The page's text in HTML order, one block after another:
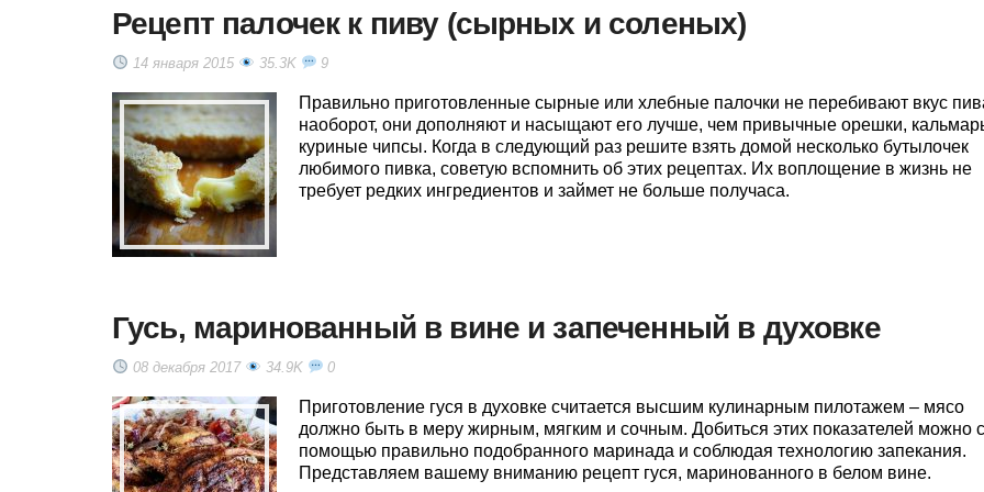
Рецепт палочек к пиву (сырных и соленых)
14 января 2015 35.3K 9
Правильно приготовленные сырные или хлебные палочки не перебивают вкус
наоборот, они дополняют и насыщают его лучше, чем привычные орешки,
куриные чипсы. Когда в следующий раз решите взять домой несколько бутылочек
любимого пивка, советую вспомнить об этих рецептах. Их воплощение в жизнь не
требует редких ингредиентов и займет не больше получаса.
Гусь, маринованный в вине и запеченный в духовке
08 декабря 2017 34.9K 0
Приготовление гуся в духовке считается высшим кулинарным пилотажем – мясо
должно быть в меру жирным, мягким и сочным. Добиться этих показателей можно с
помощью правильно подобранного маринада и соблюдая технологию запекания.
Представляем вашему вниманию рецепт гуся, маринованного в белом вине.